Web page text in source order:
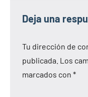
Deja una
Tu dirección de
publicada. Los
marcados con *